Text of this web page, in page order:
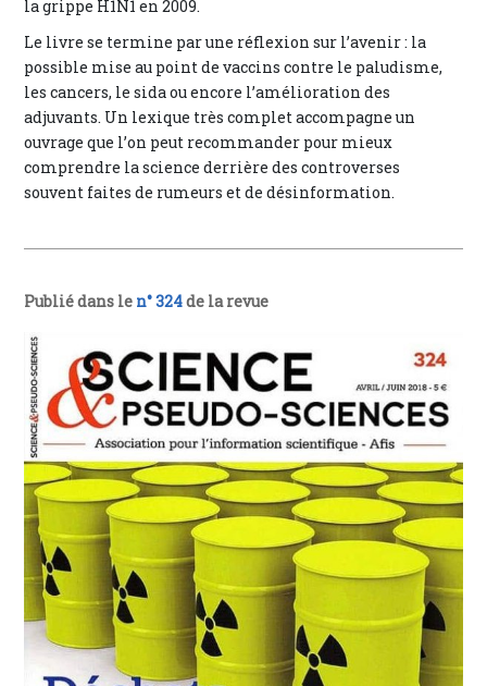
la grippe H1N1 en 2009.
Le livre se termine par une réflexion sur l’avenir : la
possible mise au point de vaccins contre le paludisme,
les cancers, le sida ou encore l’amélioration des
adjuvants. Un lexique très complet accompagne un
ouvrage que l’on peut recommander pour mieux
comprendre la science derrière des controverses
souvent faites de rumeurs et de désinformation.
Publié dans le n° 324de la revue